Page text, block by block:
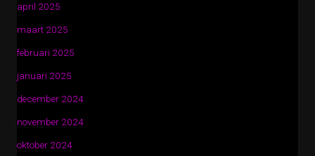
april 2025
maart 2025
februari 2025
januari 2025
december 2024
november 2024
oktober 2024